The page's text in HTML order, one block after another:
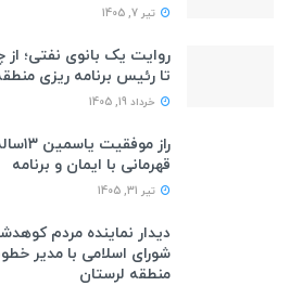
تیر 7, 1405
روایت یک بانوی نفتی؛
تا رئیس برنامه ریزی
خرداد 19, 1405
راز
قهرمانی با ایمان و برنامه
تیر 31, 1405
دیدار نماینده مردم
شورای اسلامی با مدیر
منطقه لرستان